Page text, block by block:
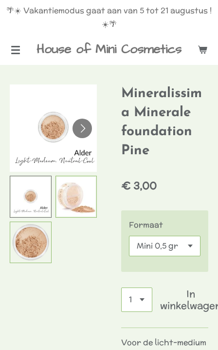
Ga
de
House of Mini Cosmetics
🌴☀️ Vakantiemodus gaat aan van 5 tot 21 augustus !
☀️🌴
Mineralissim
a Minerale
foundation
Pine
€ 3,00
Formaat
In
Voor de licht-medium